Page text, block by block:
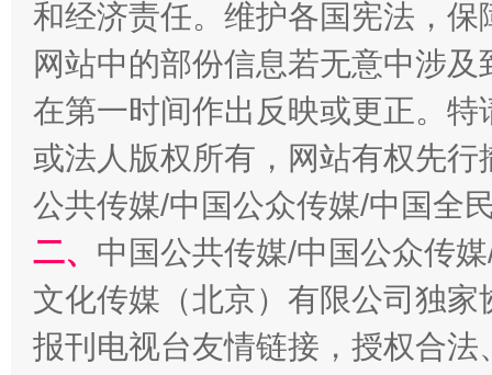
受贿1.44亿！段成刚被判无期 从幼
和经济责任。维护各国宪法，
网站中的部份信息若无意中涉
在第一时间作出反映或更正。
或法人版权所有，网站有权先
公共传媒/中国公众传媒/中国全
二、 中国公共传媒/中国公众传
文化传媒（北京）有限公司独
报刊电视台友情链接，授权合